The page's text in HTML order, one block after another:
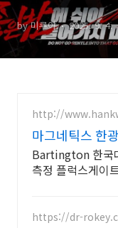
by 미루야 2025. 9. 4.
http://
마그네틱스 한
업체
Bartington 한국
측정 플럭스게이
https://dr-